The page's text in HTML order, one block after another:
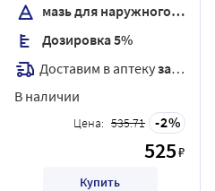
мазь для наружного применения
Дозировка 5%
Доставим в аптекузавтра
В наличии
Цена: 535.71 2
525₽
Купить